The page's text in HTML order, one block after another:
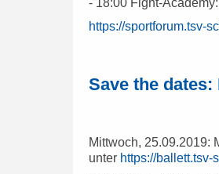
- 18:00 Fight-
https://sportforum.tsv-
Save the
Mittwoch, 25.09.2019:
unter https://